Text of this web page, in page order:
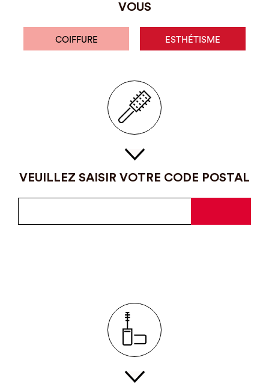
VOUS
COIFFURE ESTHÉTISME
VEUILLEZ SAISIR VOTRE CODE POSTAL